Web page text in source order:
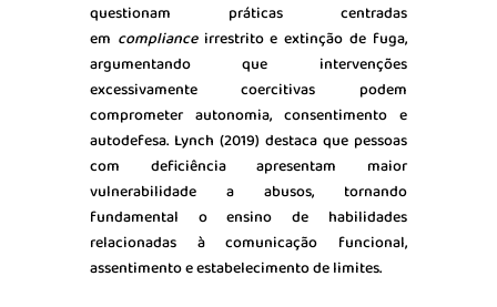
questionam práticas centradas
em complianceirrestrito e extinção de fuga,
argumentando que intervenções
excessivamente coercitivas podem
comprometer autonomia, consentimento e
autodefesa. Lynch (2019) destaca que pessoas
com deficiência apresentam maior
vulnerabilidade a abusos, tornando
fundamental o ensino de habilidades
relacionadas à comunicação funcional,
assentimento e estabelecimento de limites.